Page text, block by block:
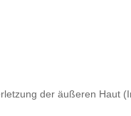
der äußeren Haut